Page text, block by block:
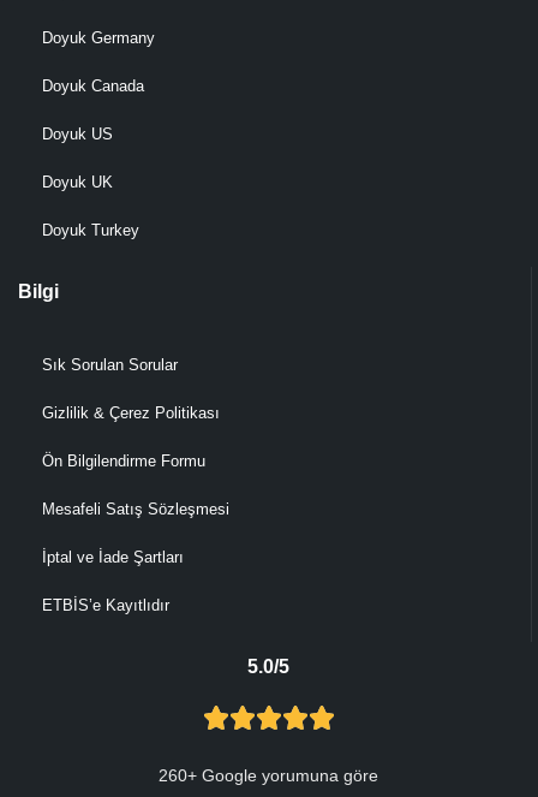
Doyuk Germany
Doyuk Canada
Doyuk US
Doyuk UK
Doyuk Turkey
Bilgi
Sık Sorulan Sorular
Gizlilik & Çerez Politikası
Ön Bilgilendirme Formu
Mesafeli Satış Sözleşmesi
İptal ve İade Şartları
ETBİS’e Kayıtlıdır
5.0/5
260+ Google yorumuna göre